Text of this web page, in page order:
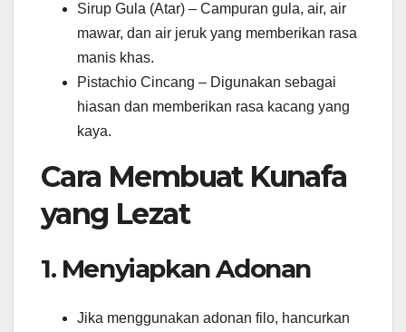
Sirup Gula (Atar) – Campuran gula, air, air
mawar, dan air jeruk yang memberikan rasa
manis khas.
Pistachio Cincang – Digunakan sebagai
hiasan dan memberikan rasa kacang yang
kaya.
Cara Membuat Kunafa
yang Lezat
1. Menyiapkan Adonan
Jika menggunakan adonan filo, hancurkan